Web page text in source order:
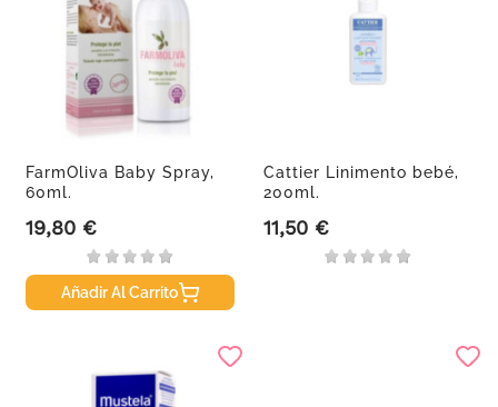
FarmOliva Baby Spray,
60ml.
Precio
19,80 €
Añadir Al Carrito
Cattier Linimento bebé,
200ml.
Precio
11,50 €